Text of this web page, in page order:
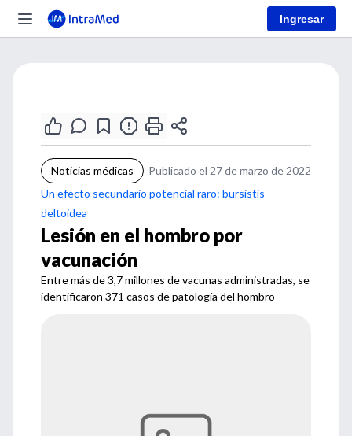
Ingresar
Noticias médicas
Publicado el 27 de marzo de 2022
Un efecto secundario potencial raro: bursistis
deltoidea
Lesión en el hombro por
vacunación
Entre más de 3,7 millones de vacunas administradas, se
identificaron 371 casos de patología del hombro